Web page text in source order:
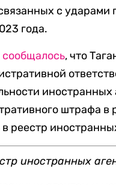
с
года.
сообщалось, что
иностранных
штрафа в
реестр
иностранных